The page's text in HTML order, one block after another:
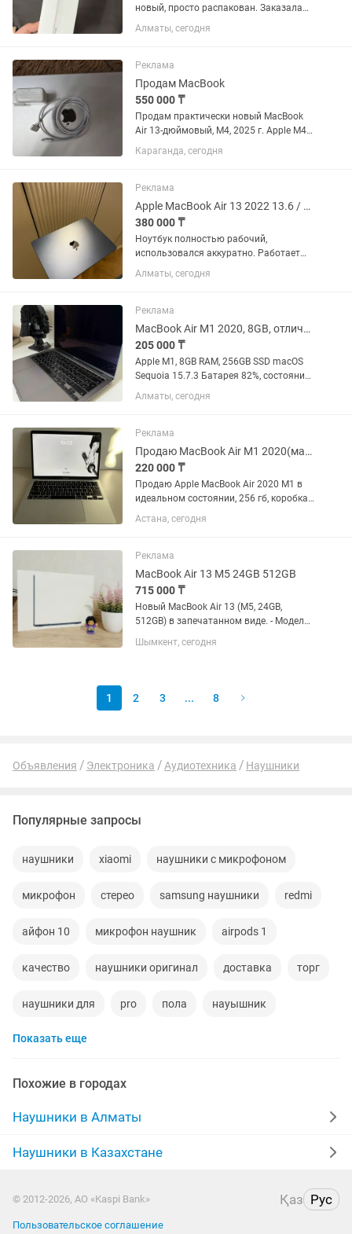
новый, просто распакован. Заказала
ошибочно не тот. Apple Pencil (2-го
поколения) можно использовать
iPad mini (6-го...
Алматы, сегодня
Реклама
Продам MacBook
550 000 ₸
Продам практически новый MacBook
Air 13-дюймовый, М4, 2025 г. Apple M4
16 ГБ Есть русская раскладка Полный
комплект
Караганда, сегодня
Реклама
Apple MacBook Air 13 2022 13.6 / 8 Гб / SSD 512 Гб / macOS / MLY43
380 000 ₸
Ноутбук полностью рабочий,
использовался аккуратно. Работает
быстро и стабильно. Отлично подойдет
для работы, учебы, монтажа и
памяти. Аккумулятор : 100% Очень...
Алматы, сегодня
Реклама
MacBook Air M1 2020, 8GB, отличное состояние
205 000 ₸
Apple M1, 8GB RAM, 256GB SSD macOS
Sequoia 15.7.3 Батарея 82%, состояние
Normal Количество циклов
перезарядки: 426 Корпус без царапин и
коробки Есть особенность: в...
Алматы, сегодня
Реклама
Продаю MacBook Air M1 2020(макбук)
220 000 ₸
Продаю Apple MacBook Air 2020 M1 в
идеальном состоянии, 256 гб, коробка
зарядка оригинал все есть. 91% АКБ,
142 цикла. Держит заряд очень долго,
зарядки, учеба или...
Астана, сегодня
Реклама
MacBook Air 13 M5 24GB 512GB
715 000 ₸
Новый MacBook Air 13 (M5, 24GB,
512GB) в запечатанном виде. - Модель:
Мощный чип Apple M5 - Память: 24GB
Шымкент, сегодня
1 2 3 ... 8
Объявления Электроника Аудиотехника Наушники
Популярные запросы
наушники xiaomi наушники с микрофоном
микрофон стерео samsung наушники redmi
айфон 10 микрофон наушник airpods 1
качество наушники оригинал доставка торг
наушники для pro пола науышник
наушники бу
galaxy buds2 науашник
чехол на наушники usb наушники
девушка акустические
Показать еще
Похожие в городах
Наушники в Алматы
Наушники в Казахстане
© 2012-2026, АО «Kaspi Bank» Қаз Рус
Пользовательское соглашение